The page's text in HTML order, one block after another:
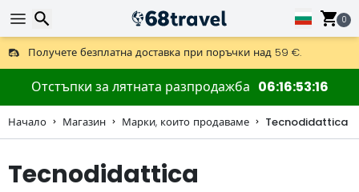
0
Получете безплатна доставка при поръчки над 59 €.
Предлага се и DHL Express за една нощ.
30 дни за връщане, 90 дни за дървени карти и декорации.
Отстъпки за лятната разпродажба 06 16 53 15
Начало Магазин Марки, които продаваме Tecnodidattica
Tecnodidattica
Търсене
Търсене